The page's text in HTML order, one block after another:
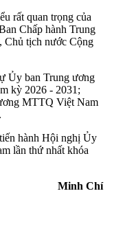
rất quan trọng của
Chấp hành Trung
Chủ tịch nước Cộng
Ủy ban Trung ương
kỳ 2026 - 2031;
MTTQ Việt Nam
hành Hội nghị Ủy
lần thứ nhất khóa
Minh Chí